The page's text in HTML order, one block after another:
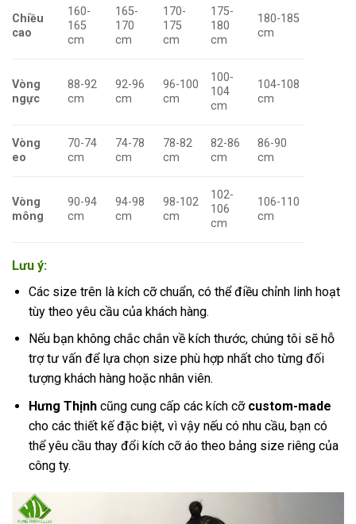
Chiều
cao
160-
165
cm
165-
170
cm
170-
175
cm
175-
180
cm
180-185
cm
Vòng
ngực
88-92
cm
92-96
cm
96-100
cm
100-
104
cm
104-108
cm
Vòng
eo
70-74
cm
74-78
cm
78-82
cm
82-86
cm
86-90
cm
Vòng
mông
90-94
cm
94-98
cm
98-102
cm
102-
106
cm
106-110
cm
Lưu ý:
Các size trên là kích cỡ chuẩn, có thể điều chỉnh linh hoạt
tùy theo yêu cầu của khách hàng.
Nếu bạn không chắc chắn về kích thước, chúng tôi sẽ hỗ
trợ tư vấn để lựa chọn size phù hợp nhất cho từng đối
tượng khách hàng hoặc nhân viên.
Hưng Thịnhcũng cung cấp các kích cỡ custom-made
cho các thiết kế đặc biệt, vì vậy nếu có nhu cầu, bạn có
thể yêu cầu thay đổi kích cỡ áo theo bảng size riêng của
công ty.